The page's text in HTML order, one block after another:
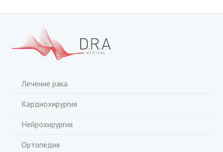
Лечение рака
Кардиохирургия
Нейрохирургия
Ортопедия